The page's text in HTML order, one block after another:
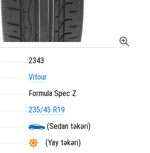
2343
Vitour
Formula Spec Z
235/45 R19
(Sedan təkəri)
(Yay təkəri)